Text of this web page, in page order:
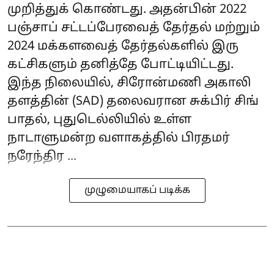
முறித்துக் கொண்டது. அதன்பின் 2022
பஞ்சாப் சட்டப்பேரவைத் தேர்தல் மற்றும்
2024 மக்களவைத் தேர்தல்களில் இரு
கட்சிகளும் தனித்தே போட்டியிட்டது.
இந்த நிலையில், சிரோன்மணி அகாலி
தளத்தின் (SAD) தலைவரான சுக்பிர் சிங்
பாதல், புதுடெல்லியில் உள்ள
நாடாளுமன்ற வளாகத்தில் பிரதமர்
நரேந்திர ...
முழுமையாகப் படிக்க